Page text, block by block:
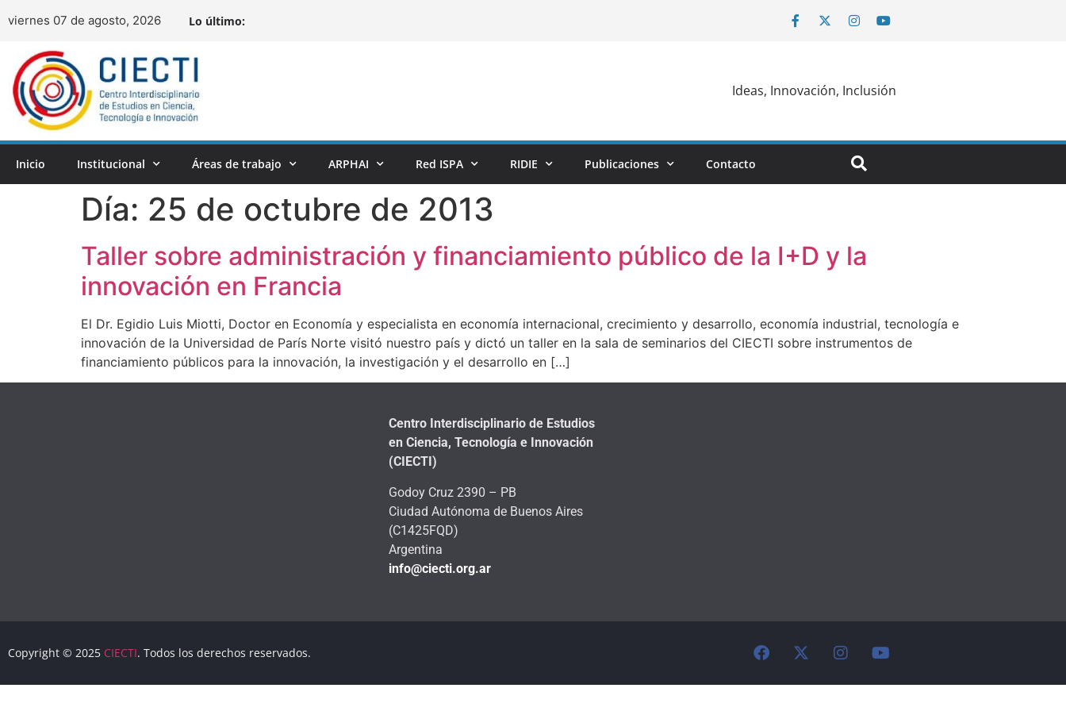
viernes 07 de agosto, 2026 Lo último:
Ideas, Innovación, Inclusión
Inicio Institucional Áreas de trabajo ARPHAI Red ISPA RIDIE Publicaciones Contacto
Día: 25 de octubre de 2013
Taller sobre administración y financiamiento público de la I+D y la
innovación en Francia
El Dr. Egidio Luis Miotti, Doctor en Economía y especialista en economía internacional, crecimiento y desarrollo, economía industrial, tecnología e
innovación de la Universidad de París Norte visitó nuestro país y dictó un taller en la sala de seminarios del CIECTI sobre instrumentos de
financiamiento públicos para la innovación, la investigación y el desarrollo en […]
Centro Interdisciplinario de Estudios
en Ciencia, Tecnología e Innovación
(CIECTI)
Godoy Cruz 2390 – PB
Ciudad Autónoma de Buenos Aires
(C1425FQD)
Argentina
info@ciecti.org.ar
Copyright © 2025 CIECTI. Todos los derechos reservados.